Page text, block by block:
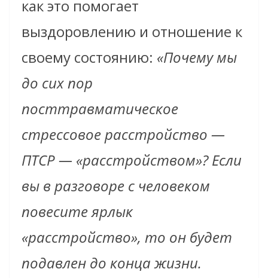
как это помогает
выздоровлению и отношение к
своему состоянию: «Почему мы
до сих пор
посттравматическое
стрессовое расстройство —
ПТСР — «расстройством»? Если
вы в разговоре с человеком
повесите ярлык
«расстройство», то он будет
подавлен до конца жизни.